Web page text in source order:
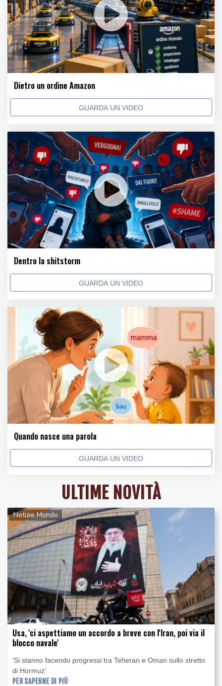
Dietro un ordine Amazon
GUARDA UN VIDEO
Dentro la shitstorm
GUARDA UN VIDEO
Quando nasce una parola
GUARDA UN VIDEO
ULTIME NOVITÀ
Notizie Mondo
Usa, 'ci aspettiamo un accordo a breve con l'Iran, poi via il
blocco navale'
'Si stanno facendo progressi tra Teheran e Oman sullo stretto
di Hormuz'
PER SAPERNE DI PIÙ